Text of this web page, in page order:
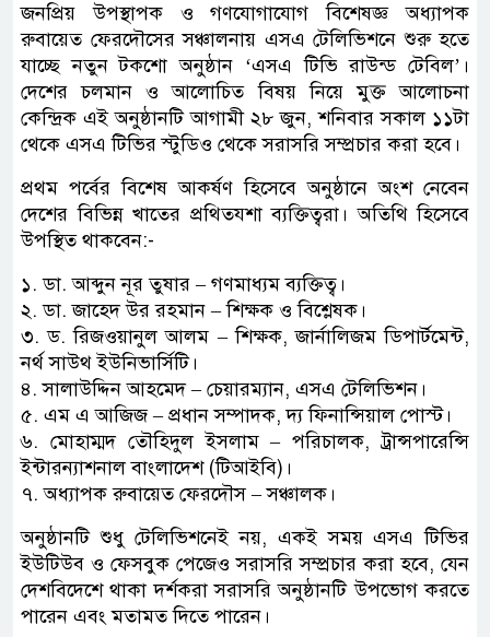
জনপ্রিয় উপস্থাপক ও গণযোগাযোগ বিশেষজ্ঞ অধ্যাপক
রুবায়েত ফেরদৌসের সঞ্চালনায় এসএ টেলিভিশনে শুরু হতে
যাচ্ছে নতুন টকশো অনুষ্ঠান ‘এসএ টিভি রাউন্ড টেবিল’।
দেশের চলমান ও আলোচিত বিষয় নিয়ে মুক্ত আলোচনা
কেন্দ্রিক এই অনুষ্ঠানটি আগামী ২৮ জুন, শনিবার সকাল ১১টা
থেকে এসএ টিভির স্টুডিও থেকে সরাসরি সম্প্রচার করা হবে।
প্রথম পর্বের বিশেষ আকর্ষণ হিসেবে অনুষ্ঠানে অংশ নেবেন
দেশের বিভিন্ন খাতের প্রথিতযশা ব্যক্তিত্বরা। অতিথি হিসেবে
উপস্থিত থাকবেন:-
১. ডা. আব্দুন নূর তুষার – গণমাধ্যম ব্যক্তিত্ব।
২. ডা. জাহেদ উর রহমান – শিক্ষক ও বিশ্লেষক।
৩. ড. রিজওয়ানুল আলম – শিক্ষক, জার্নালিজম ডিপার্টমেন্ট,
নর্থ সাউথ ইউনিভার্সিটি।
৪. সালাউদ্দিন আহমেদ – চেয়ারম্যান, এসএ টেলিভিশন।
৫. এম এ আজিজ – প্রধান সম্পাদক, দ্য ফিনান্সিয়াল পোস্ট।
৬. মোহাম্মদ তৌহিদুল ইসলাম – পরিচালক, ট্রান্সপারেন্সি
ইন্টারন্যাশনাল বাংলাদেশ (টিআইবি)।
৭. অধ্যাপক রুবায়েত ফেরদৌস – সঞ্চালক।
অনুষ্ঠানটি শুধু টেলিভিশনেই নয়, একই সময় এসএ টিভির
ইউটিউব ও ফেসবুক পেজেও সরাসরি সম্প্রচার করা হবে, যেন
দেশবিদেশে থাকা দর্শকরা সরাসরি অনুষ্ঠানটি উপভোগ করতে
পারেন এবং মতামত দিতে পারেন।